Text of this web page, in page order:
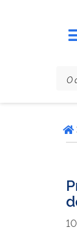
está
aqui: